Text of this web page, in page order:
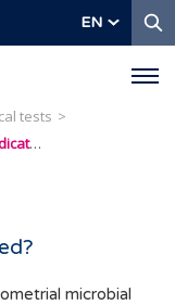
EN
tests
When is the ALICE test indicated?
microbial